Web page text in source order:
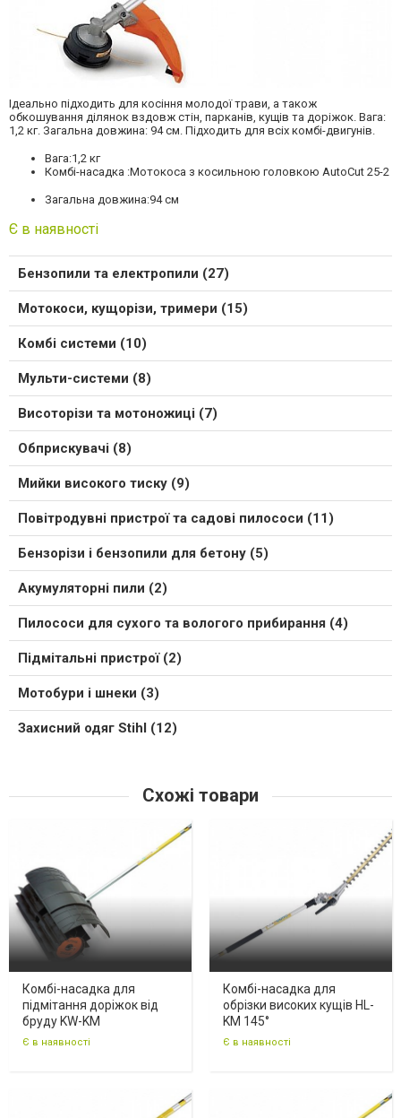
Ідеально підходить для косіння молодої трави, а також
обкошування ділянок вздовж стін, парканів, кущів та доріжок. Вага:
1,2 кг. Загальна довжина: 94 см. Підходить для всіх комбі-двигунів.
Вага:1,2 кг
Комбі-насадка :Мотокоса з косильною головкою AutoCut 25-2
Загальна довжина:94 см
Є в наявності
Бензопили та електропили (27)
Мотокоси, кущорізи, тримери (15)
Комбі системи (10)
Мульти-системи (8)
Висоторізи та мотоножиці (7)
Обприскувачі (8)
Мийки високого тиску (9)
Повітродувні пристрої та садові пилососи (11)
Бензорізи і бензопили для бетону (5)
Акумуляторні пили (2)
Пилососи для сухого та вологого прибирання (4)
Підмітальні пристрої (2)
Мотобури і шнеки (3)
Захисний одяг Stihl (12)
Схожі товари
Комбі-насадка для
підмітання доріжок від
бруду KW-KM
Є в наявності
Комбі-насадка для
обрізки високих кущів HL-
KM 145°
Є в наявності